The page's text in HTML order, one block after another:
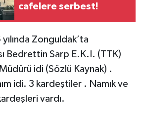
cafelere serbest!
Zonguldak’ta
Bedrettin Sarp E.K.I. (TTK)
idi (Sözlü Kaynak) .
idi. 3 kardeştiler . Namık ve
vardı.